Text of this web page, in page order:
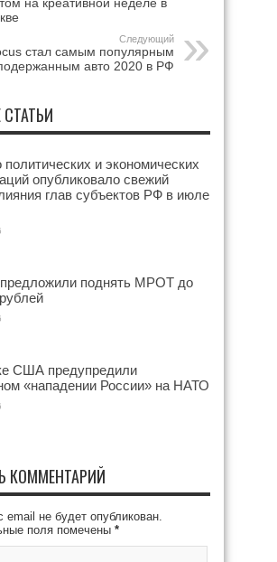
Следующий
стал самым популярным
авто 2020 в РФ
политических и экономических
опубликовало свежий
глав субъектов РФ в июле
поднять МРОТ до
США предупредили
«нападении России» на НАТО
КОММЕНТАРИЙ
email не будет опубликован.
поля помечены *